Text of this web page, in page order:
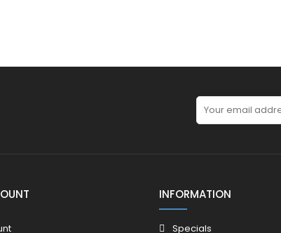
INFORMATION
Specials